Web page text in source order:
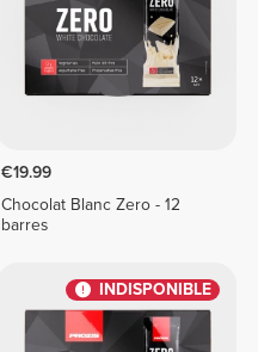
€19.99
Chocolat Blanc Zero - 12
barres
INDISPONIBLE